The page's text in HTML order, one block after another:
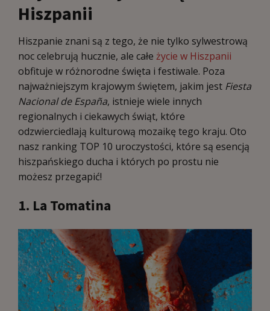
Hiszpanii
Hiszpanie znani są z tego, że nie tylko sylwestrową
noc celebrują hucznie, ale całe życie w Hiszpanii
obfituje w różnorodne święta i festiwale. Poza
najważniejszym krajowym świętem, jakim jest Fiesta
Nacional de España, istnieje wiele innych
regionalnych i ciekawych świąt, które
odzwierciedlają kulturową mozaikę tego kraju. Oto
nasz ranking TOP 10 uroczystości, które są esencją
hiszpańskiego ducha i których po prostu nie
możesz przegapić!
1. La Tomatina